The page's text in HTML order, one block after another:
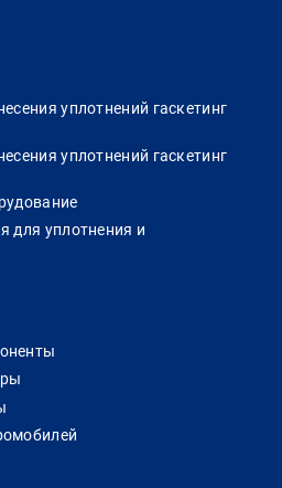
уплотнений гаскетинг
уплотнений гаскетинг
для уплотнения и